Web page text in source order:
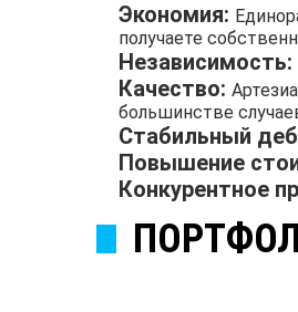
Экономия:
получаете
Независимость:
Качество:
большинстве
Стабильный
Повышение
Конкурентное